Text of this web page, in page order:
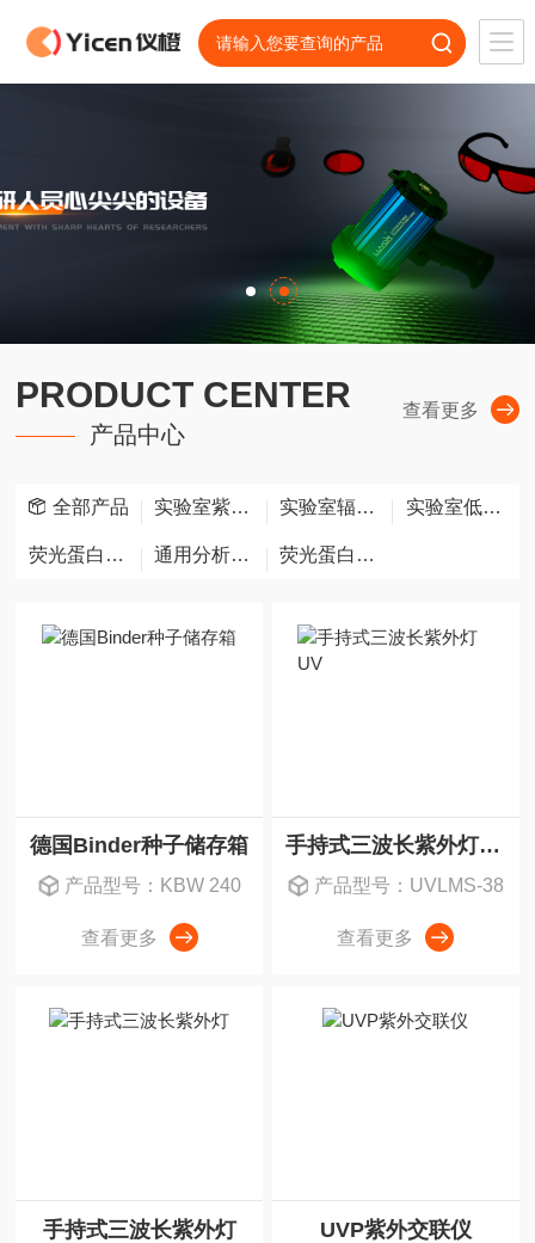
PRODUCT CENTER
产品中心
查看更多
全部产品 实验室紫外灯 实验室辐照设备 实验室低温存储
荧光蛋白观察眼镜 通用分析仪器 荧光蛋白激发光源
德国Binder种子储存箱
产品型号：KBW 240
查看更多
手持式三波长紫外灯UV
产品型号：UVLMS-38
查看更多
手持式三波长紫外灯 UVP紫外交联仪